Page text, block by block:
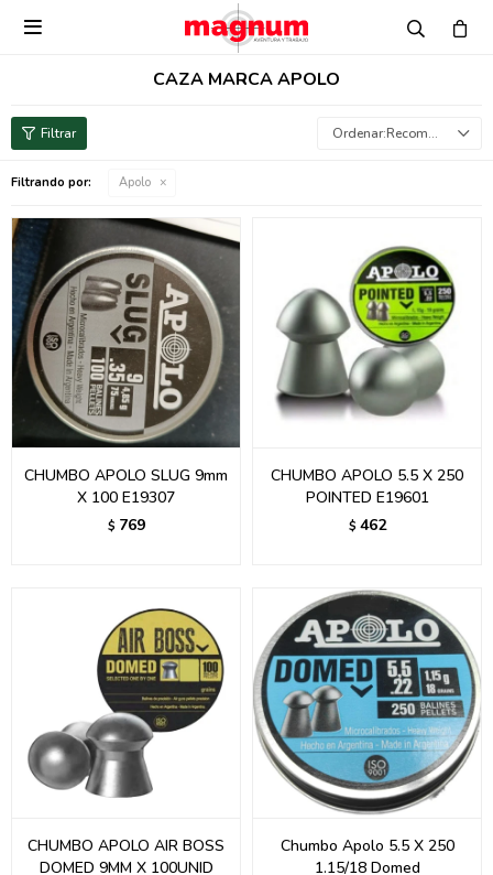

CAZA MARCA APOLO
Recomendados
Filtrando por: Apolo
CHUMBO APOLO SLUG 9mm
X 100 E19307
$ 769
CHUMBO APOLO 5.5 X 250
POINTED E19601
$ 462
CHUMBO APOLO AIR BOSS
DOMED 9MM X 100UNID
Chumbo Apolo 5.5 X 250
1.15/18 Domed